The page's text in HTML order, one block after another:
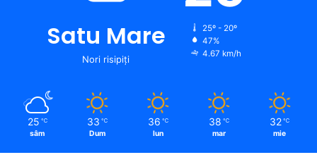
Satu Mare
Nori risipiți
25º - 20º
47%
4.67 km/h
25 ℃
sâm
33 ℃
Dum
36 ℃
lun
38 ℃
mar
32 ℃
mie